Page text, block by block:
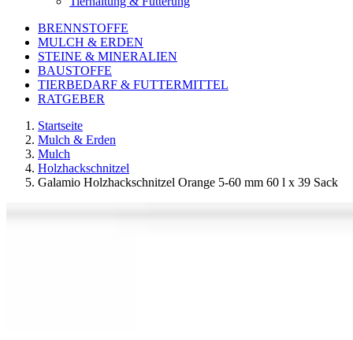
BRENNSTOFFE
MULCH & ERDEN
STEINE & MINERALIEN
BAUSTOFFE
TIERBEDARF & FUTTERMITTEL
RATGEBER
Startseite
Mulch & Erden
Mulch
Holzhackschnitzel
Galamio Holzhackschnitzel Orange 5-60 mm 60 l x 39 Sack